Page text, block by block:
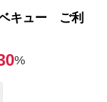
キュー ご利
%